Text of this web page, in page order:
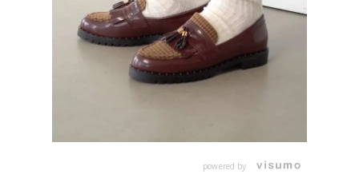
powered by